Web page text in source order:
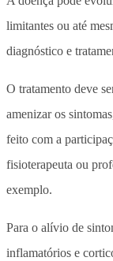
limitantes ou até
diagnóstico e
O tratamento deve
amenizar os
feito com a
fisioterapeuta ou
exemplo.
Para o alívio de
inflamatórios e